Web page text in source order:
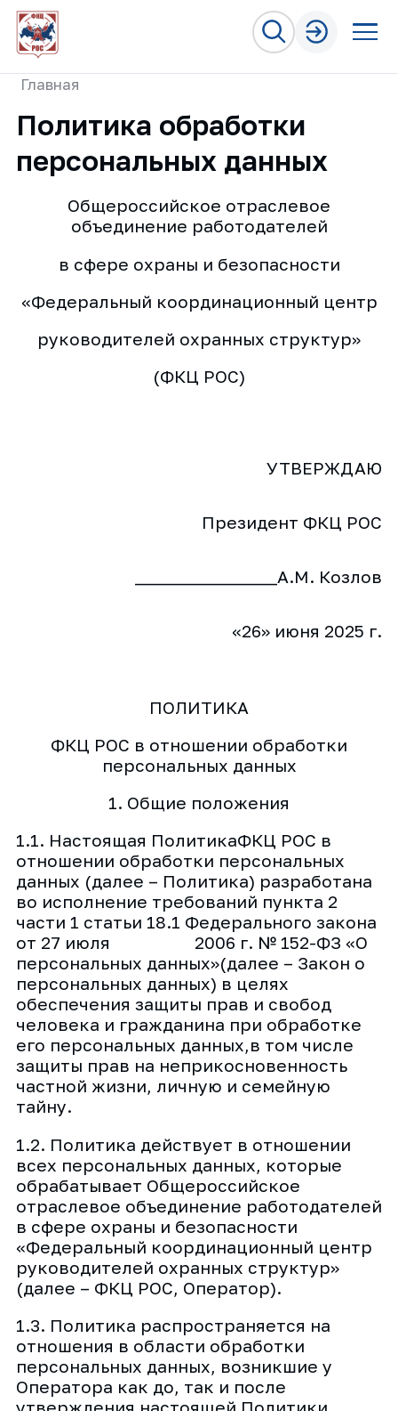
Главная
Политика обработки
персональных данных
Общероссийское отраслевое
объединение работодателей
в сфере охраны и безопасности
«Федеральный координационный центр
руководителей охранных структур»
(ФКЦ РОС)
УТВЕРЖДАЮ
Президент ФКЦ РОС
________________А.М. Козлов
«26» июня 2025 г.
ПОЛИТИКА
ФКЦ РОС в отношении обработки
персональных данных
1. Общие положения
1.1. Настоящая ПолитикаФКЦ РОС в
отношении обработки персональных
данных (далее – Политика) разработана
во исполнение требований пункта 2
части 1 статьи 18.1 Федерального закона
от 27 июля 2006 г. № 152-ФЗ «О
персональных данных»(далее – Закон о
персональных данных) в целях
обеспечения защиты прав и свобод
человека и гражданина при обработке
его персональных данных,в том числе
защиты прав на неприкосновенность
частной жизни, личную и семейную
тайну.
1.2. Политика действует в отношении
всех персональных данных, которые
обрабатывает Общероссийское
отраслевое объединение работодателей
в сфере охраны и безопасности
«Федеральный координационный центр
руководителей охранных структур»
(далее – ФКЦ РОС, Оператор).
1.3. Политика распространяется на
отношения в области обработки
персональных данных, возникшие у
Оператора как до, так и после
утверждения настоящей Политики.